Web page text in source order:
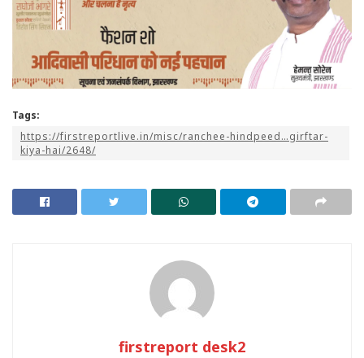
Tags:
https://firstreportlive.in/misc/ranchee-hindpeed…girftar-
kiya-hai/2648/
firstreport desk2